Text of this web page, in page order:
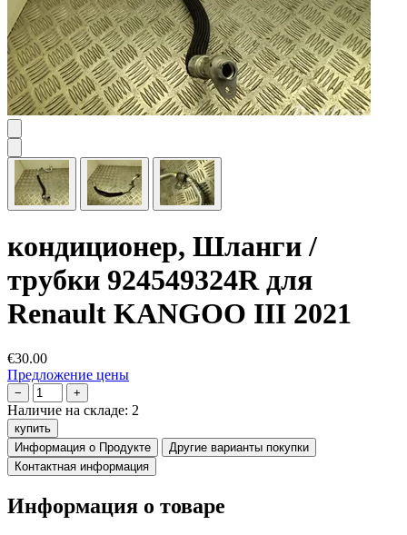
кондиционер, Шланги /
трубки 924549324R для
Renault KANGOO III 2021
€30.00
Предложение цены
− +
Наличие на складе: 2
купить
Информация о Продукте
Другие варианты покупки
Контактная информация
Информация о товаре